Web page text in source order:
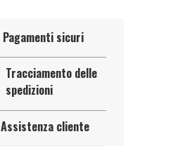
Pagamenti sicuri
Tracciamento delle
spedizioni
Assistenza cliente